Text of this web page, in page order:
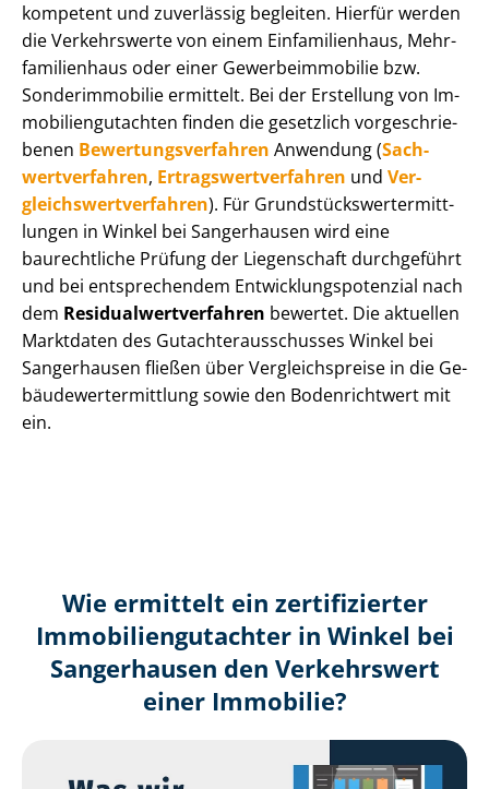
kompetent und zuverlässig begleiten. Hierfür werden
die Verkehrswerte von einem Einfamilienhaus, Mehr­
fa­mi­li­en­haus oder einer Ge­wer­be­im­mo­bi­lie bzw.
Sonderimmobilie ermittelt. Bei der Erstellung von Im­
mo­bi­li­en­gut­ach­ten finden die gesetzlich vor­ge­schrie­
be­nen Be­wer­tungs­ver­fah­ren Anwendung (Sach­
wert­ver­fah­ren, Er­trags­wert­ver­fah­ren und Ver­
gleichs­wert­ver­fah­ren). Für Grund­stücks­wert­ermitt­
lun­gen in Winkel bei Sangerhausen wird eine
baurechtliche Prüfung der Liegenschaft durchgeführt
und bei entsprechendem Ent­wick­lungs­po­ten­zi­al nach
dem Re­si­du­al­wert­ver­fah­ren bewertet. Die aktuellen
Marktdaten des Gut­ach­ter­aus­schus­ses Winkel bei
Sangerhausen fließen über Ver­gleichs­prei­se in die Ge­
bäu­de­wert­ermitt­lung sowie den Bodenrichtwert mit
ein.
Wie ermittelt ein zertifizierter
Immobilien­gutachter in Winkel bei
Sangerhausen den Verkehrswert
einer Immobilie?